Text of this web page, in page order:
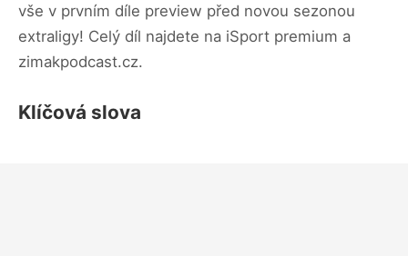
vše v prvním díle preview před novou sezonou
extraligy! Celý díl najdete na iSport premium a
zimakpodcast.cz.
Klíčová slova